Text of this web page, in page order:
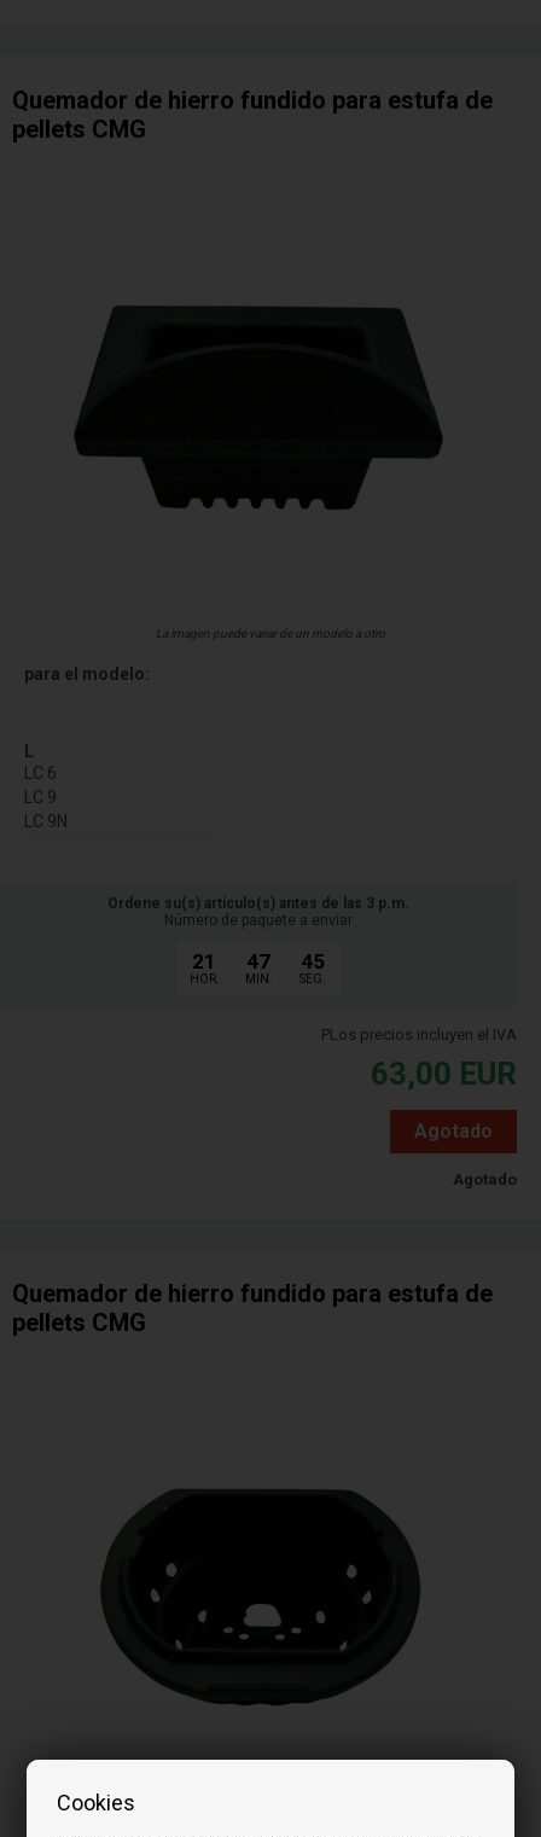
Cookies
Quemador de hierro fundido para estufa de
pellets CMG
La imagen puede variar de un modelo a otro
para el modelo:
L
LC 6
LC 9
LC 9N
Ordene su(s) artículo(s) antes de las 3 p.m.
Número de paquete a enviar
21
HOR.
47
MIN.
45
SEG.
PLos precios incluyen el IVA
63,00 EUR
Agotado
Agotado
Quemador de hierro fundido para estufa de
pellets CMG